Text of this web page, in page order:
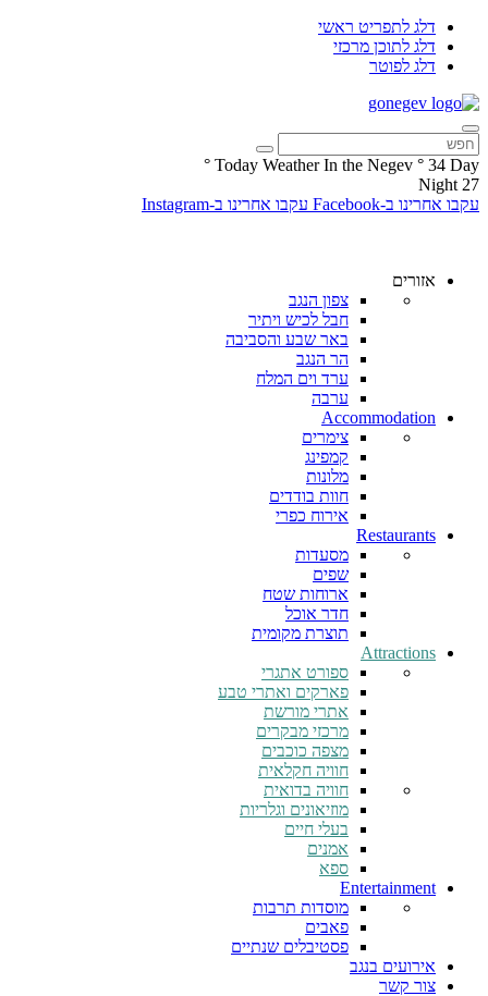
דלג לתפריט ראשי
דלג לתוכן מרכזי
דלג לפוטר
Today Weather In the Negev ° 34 Day
°
27
Night
עקבו אחרינו ב-Facebook
עקבו אחרינו ב-Instagram
אזורים
צפון הנגב
חבל לכיש ויתיר
באר שבע והסביבה
הר הנגב
ערד וים המלח
ערבה
Accommodation
צימרים
קמפינג
מלונות
חוות בודדים
אירוח כפרי
Restaurants
מסעדות
שפים
ארוחות שטח
חדר אוכל
תוצרת מקומית
Attractions
ספורט אתגרי
פארקים ואתרי טבע
אתרי מורשת
מרכזי מבקרים
מצפה כוכבים
חוויה חקלאית
חוויה בדואית
מוזיאונים וגלריות
בעלי חיים
אמנים
ספא
Entertainment
מוסדות תרבות
פאבים
פסטיבלים שנתיים
אירועים בנגב
צור קשר